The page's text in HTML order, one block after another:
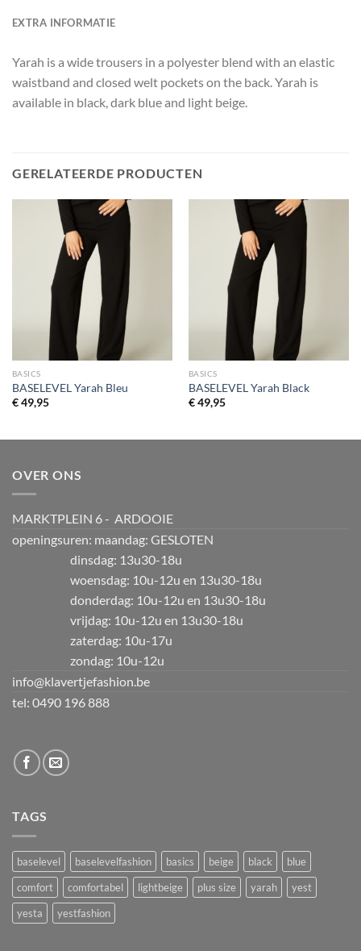
EXTRA INFORMATIE
Yarah is a wide trousers in a polyester blend with an elastic
waistband and closed welt pockets on the back. Yarah is
available in black, dark blue and light beige.
GERELATEERDE PRODUCTEN
BASICS
BASELEVEL Yarah Bleu
€49,95
BASICS
BASELEVEL Yarah Black
€49,95
OVER ONS
MARKTPLEIN 6 - ARDOOIE
openingsuren: maandag: GESLOTEN
dinsdag: 13u30-18u
woensdag: 10u-12u en 13u30-18u
donderdag: 10u-12u en 13u30-18u
vrijdag: 10u-12u en 13u30-18u
zaterdag: 10u-17u
zondag: 10u-12u
info@klavertjefashion.be
tel: 0490 196 888
TAGS
baselevel baselevelfashion basics beige black
blue
comfort
comfortabel lightbeige plus size yarah
yest
yesta
yestfashion